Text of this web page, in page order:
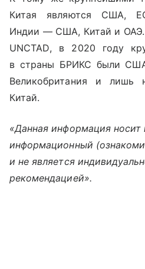
Китая являются США,
Индии — США, Китай и
UNCTAD, в 2020 году
в страны БРИКС были
Великобритания и
Китай.
«Данная информация носит
информационный
и не является
рекомендацией».